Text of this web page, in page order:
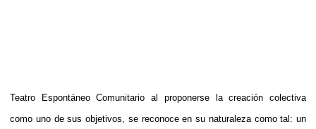
Teatro Espontáneo Comunitario al proponerse la creación colectiva
como uno de sus objetivos, se reconoce en su naturaleza como tal: un